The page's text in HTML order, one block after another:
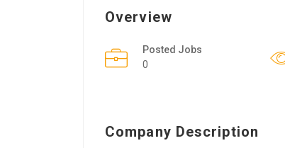
Overview
Posted Jobs
0
Company Description